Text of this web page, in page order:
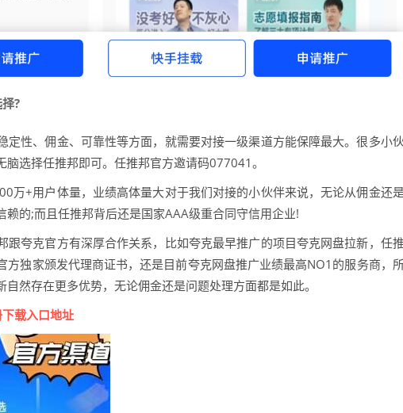
?
定性、佣金、可靠性等方面，就需要对接一级渠道方能保障最大。很多小
选择任推邦即可。任推邦官方邀请码077041。
万+用户体量，业绩高体量大对于我们对接的小伙伴来说，无论从佣金还
的;而且任推邦背后还是国家AAA级重合同守信用企业!
跟夸克官方有深厚合作关系，比如夸克最早推广的项目夸克网盘拉新，任
方独家颁发代理商证书，还是目前夸克网盘推广业绩最高NO1的服务商，
然存在更多优势，无论佣金还是问题处理方面都是如此。
载入口地址